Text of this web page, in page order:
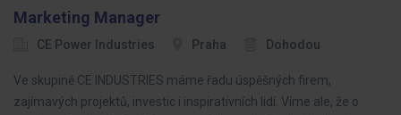
Marketing Manager
CE Power Industries Praha Dohodou
Ve skupině CE INDUSTRIES máme řadu úspěšných firem,
zajímavých projektů, investic i inspirativních lidí. Víme ale, že o